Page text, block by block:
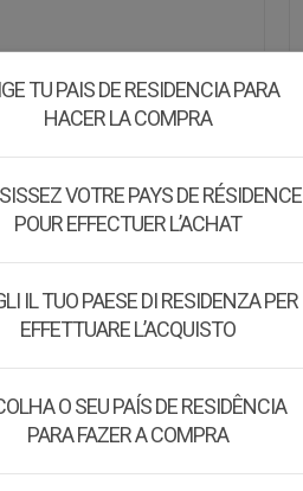
TU PAIS DE RESIDENCIA PARA
HACER LA COMPRA
VOTRE PAYS DE RÉSIDENCE
POUR EFFECTUER L’ACHAT
IL TUO PAESE DI RESIDENZA PER
EFFETTUARE L’ACQUISTO
O SEU PAÍS DE RESIDÊNCIA
PARA FAZER A COMPRA